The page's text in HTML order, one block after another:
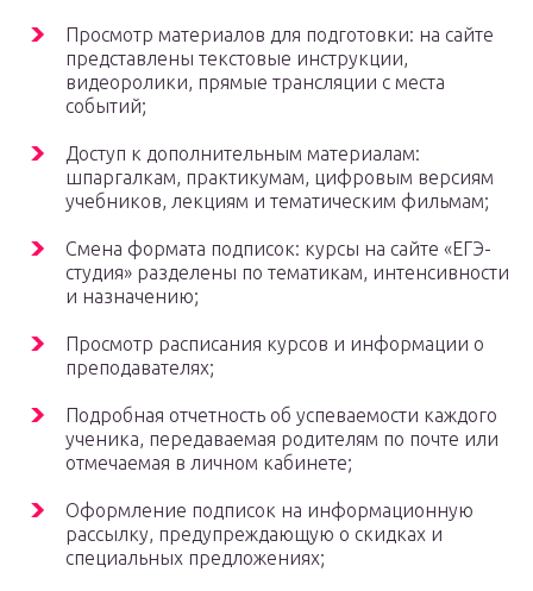
Просмотр материалов для подготовки: на сайте
представлены текстовые инструкции,
видеоролики, прямые трансляции с места
событий;
Доступ к дополнительным материалам:
шпаргалкам, практикумам, цифровым версиям
учебников, лекциям и тематическим фильмам;
Смена формата подписок: курсы на сайте «ЕГЭ-
студия» разделены по тематикам, интенсивности
и назначению;
Просмотр расписания курсов и информации о
преподавателях;
Подробная отчетность об успеваемости каждого
ученика, передаваемая родителям по почте или
отмечаемая в личном кабинете;
Оформление подписок на информационную
рассылку, предупреждающую о скидках и
специальных предложениях;